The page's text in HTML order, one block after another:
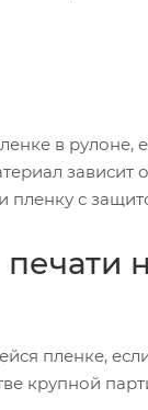
в
с
пленке,
крупной